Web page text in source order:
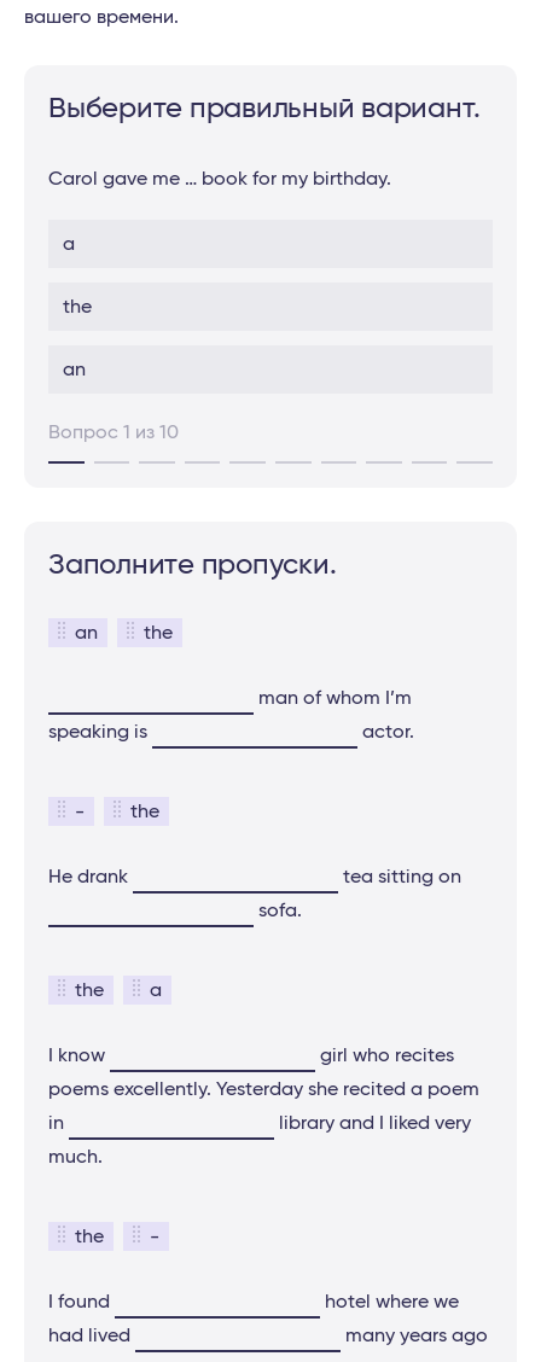
вашего времени.
Выберите правильный вариант.
Carol gave me … book for my birthday.
a
the
an
Вопрос 1 из 10
Заполните пропуски.
an the
man of whom I’m
speaking is
actor.
- the
He drank
tea sitting on
sofa.
the a
I know
girl who recites
poems excellently. Yesterday she recited a poem
in
library and I liked very
much.
the -
I found
hotel where we
had lived
many years ago